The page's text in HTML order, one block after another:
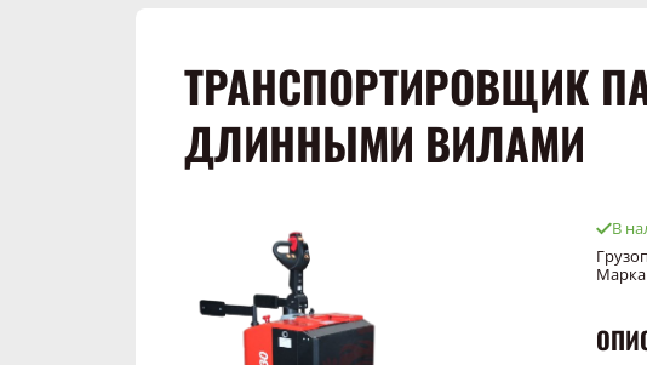
ТРАНСПОРТИРОВЩИК
ДЛИННЫМИ ВИЛАМИ
В